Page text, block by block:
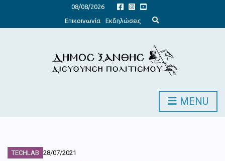
08/08/2026
Επικοινωνία
Εκδηλώσεις
x
d
s
e
c
o
MENU
TECHLAB 28/07/2021